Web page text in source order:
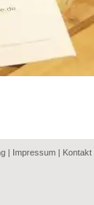
Impressum Kontakt